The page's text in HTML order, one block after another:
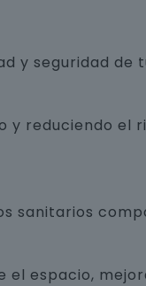
y seguridad de
reduciendo el
sanitarios
espacio,